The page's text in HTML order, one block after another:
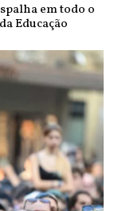
em todo o
Educação